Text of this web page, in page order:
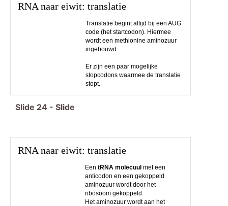
RNA naar eiwit: translatie
Translatie begint altijd bij een AUG
code (het startcodon). Hiermee
wordt een methionine aminozuur
ingebouwd.
Er zijn een paar mogelijke
stopcodons waarmee de translatie
stopt.
Slide 24 - Slide
RNA naar eiwit: translatie
EentRNA molecuul met een
anticodon en een gekoppeld
aminozuur wordt door het
ribosoom gekoppeld.
Het aminozuur wordt aan het